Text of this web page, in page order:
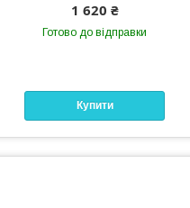
1 620 ₴
Готово до відправки
Купити